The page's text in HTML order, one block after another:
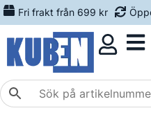
Fri frakt från 699 kr